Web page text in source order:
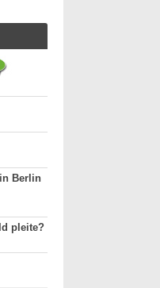
Berlin
pleite?